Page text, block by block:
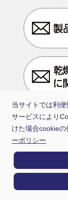
当サイトでは利
サービスにより
けた場合cookieの
ーポリシー